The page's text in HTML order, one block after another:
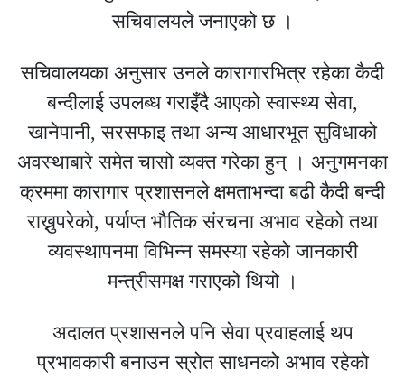
सचिवालयले जनाएको छ ।
सचिवालयका अनुसार उनले कारागारभित्र रहेका कैदी
बन्दीलाई उपलब्ध गराइँदै आएको स्वास्थ्य सेवा,
खानेपानी, सरसफाइ तथा अन्य आधारभूत सुविधाको
अवस्थाबारे समेत चासो व्यक्त गरेका हुन् । अनुगमनका
क्रममा कारागार प्रशासनले क्षमताभन्दा बढी कैदी बन्दी
राख्नुपरेको, पर्याप्त भौतिक संरचना अभाव रहेको तथा
व्यवस्थापनमा विभिन्न समस्या रहेको जानकारी
मन्त्रीसमक्ष गराएको थियो ।
अदालत प्रशासनले पनि सेवा प्रवाहलाई थप
प्रभावकारी बनाउन स्रोत साधनको अभाव रहेको